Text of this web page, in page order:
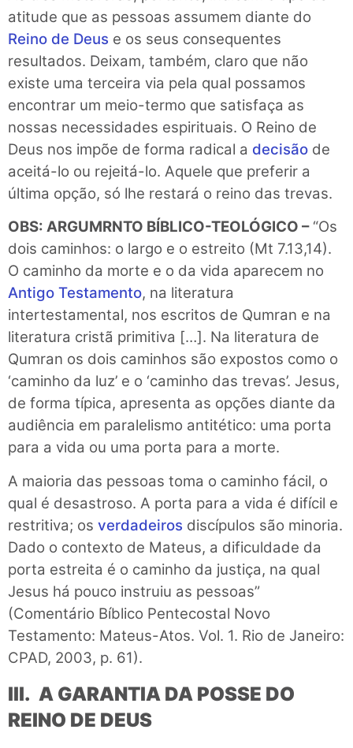
atitude que as pessoas assumem diante do
Reino de Deus e os seus consequentes
resultados. Deixam, também, claro que não
existe uma terceira via pela qual possamos
encontrar um meio-termo que satisfaça as
nossas necessidades espirituais. O Reino de
Deus nos impõe de forma radical a decisão de
aceitá-lo ou rejeitá-lo. Aquele que preferir a
última opção, só lhe restará o reino das trevas.
OBS: ARGUMRNTO BÍBLICO-TEOLÓGICO –“Os
dois caminhos: o largo e o estreito (Mt 7.13,14).
O caminho da morte e o da vida aparecem no
Antigo Testamento, na literatura
intertestamental, nos escritos de Qumran e na
literatura cristã primitiva […]. Na literatura de
Qumran os dois caminhos são expostos como o
‘caminho da luz’ e o ‘caminho das trevas’. Jesus,
de forma típica, apresenta as opções diante da
audiência em paralelismo antitético: uma porta
para a vida ou uma porta para a morte.
A maioria das pessoas toma o caminho fácil, o
qual é desastroso. A porta para a vida é difícil e
restritiva; os verdadeiros discípulos são minoria.
Dado o contexto de Mateus, a dificuldade da
porta estreita é o caminho da justiça, na qual
Jesus há pouco instruiu as pessoas”
(Comentário Bíblico Pentecostal Novo
Testamento: Mateus-Atos. Vol. 1. Rio de Janeiro:
CPAD, 2003, p. 61).
III. A GARANTIA DA POSSE DO
REINO DE DEUS